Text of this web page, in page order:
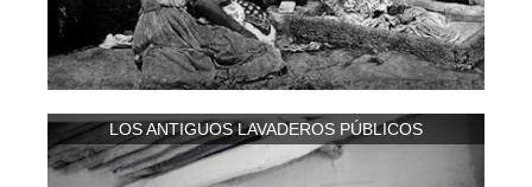
LOS ANTIGUOS LAVADEROS PÚBLICOS